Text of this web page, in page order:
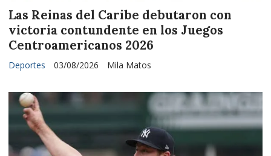
Las Reinas del Caribe debutaron con
victoria contundente en los Juegos
Centroamericanos 2026
Mila Matos
Deportes 03/08/2026